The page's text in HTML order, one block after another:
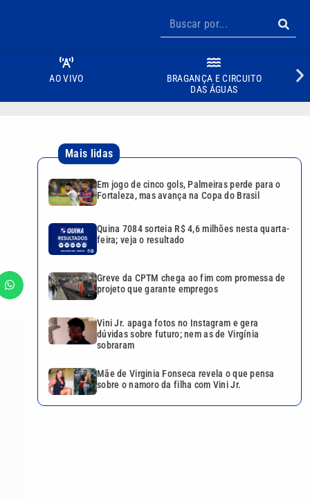
AO VIVO
BRAGANÇA E CIRCUITO
DAS ÁGUAS
Mais lidas
Em jogo de cinco gols, Palmeiras perde para o
Fortaleza, mas avança na Copa do Brasil
Quina 7084 sorteia R$ 4,6 milhões nesta quarta-
feira; veja o resultado
Greve da CPTM chega ao fim com promessa de
projeto que garante empregos
Vini Jr. apaga fotos no Instagram e gera
dúvidas sobre futuro; nem as de Virgínia
sobraram
Mãe de Virginia Fonseca revela o que pensa
sobre o namoro da filha com Vini Jr.